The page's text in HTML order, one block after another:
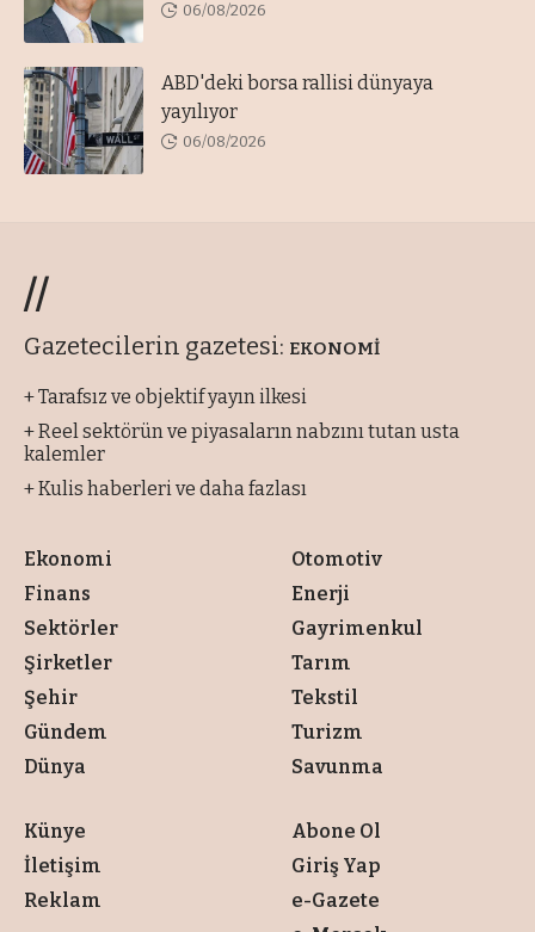
06/08/2026
ABD'deki borsa rallisi dünyaya
yayılıyor
06/08/2026
//
Gazetecilerin gazetesi: EKONOMİ
+ Tarafsız ve objektif yayın ilkesi
+ Reel sektörün ve piyasaların nabzını tutan usta
kalemler
+ Kulis haberleri ve daha fazlası
Ekonomi
Finans
Sektörler
Şirketler
Şehir
Gündem
Dünya
Otomotiv
Enerji
Gayrimenkul
Tarım
Tekstil
Turizm
Savunma
Künye
İletişim
Reklam
Abone Ol
Giriş Yap
e-Gazete